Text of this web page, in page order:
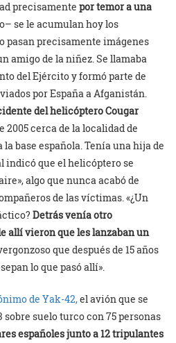
precisamente por temor a una
se le acumulan hoy los
pasan precisamente imágenes
amigo de la niñez. Se llamaba
del Ejército y formó parte de
por España a Afganistán.
del helicóptero Cougar
2005 cerca de la localidad de
base española. Tenía una hija de
indicó que el helicóptero se
algo que nunca acabó de
de las víctimas. «¿Un
Detrás venía otro
allí vieron que les lanzaban un
que después de 15 años
lo que pasó allí».
de Yak-42,el avión que se
sobre suelo turco con 75 personas
españoles junto a 12 tripulantes